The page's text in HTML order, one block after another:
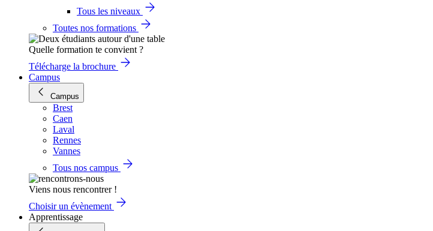
Tous les niveaux
Toutes nos formations
Quelle formation te convient ?
Télécharge la brochure
Campus
Campus
Brest
Caen
Laval
Rennes
Vannes
Tous nos campus
Viens nous rencontrer !
Choisir un évènement
Apprentissage